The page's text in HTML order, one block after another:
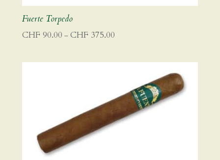
Fuerte Torpedo
CHF 90.00 – CHF 375.00Preisspanne: